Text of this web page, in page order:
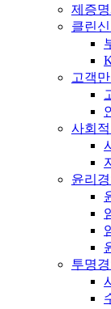
제증
클린
고객
사회
윤리
투명